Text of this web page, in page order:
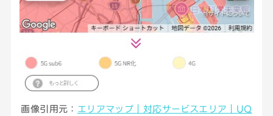
画像引用元： エリアマップ｜対応サービスエリア｜UQ